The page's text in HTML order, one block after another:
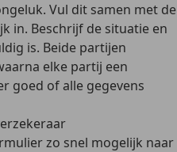
Vul dit samen met de
in. Beschrijf de situatie en
is. Beide partijen
elke partij een
goed of alle gegevens
zo snel mogelijk naar